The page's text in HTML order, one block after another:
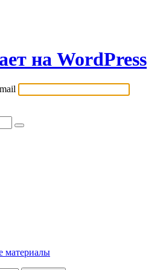
на WordPress
материалы